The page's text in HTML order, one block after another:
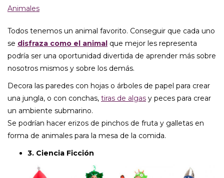
Animales
Todos tenemos un animal favorito. Conseguir que cada uno
se disfraza como el animal que mejor les representa
podría ser una oportunidad divertida de aprender más sobre
nosotros mismos y sobre los demás.
Decora las paredes con hojas o árboles de papel para crear
una jungla, o con conchas, tiras de algas y peces para crear
un ambiente submarino.
Se podrían hacer erizos de pinchos de fruta y galletas en
forma de animales para la mesa de la comida.
3. Ciencia Ficción